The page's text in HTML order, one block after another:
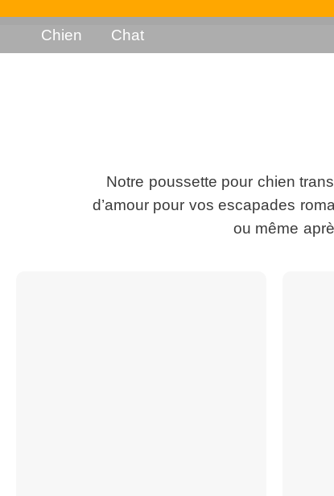
Chien
Chat
Notre poussette pour chien
d’amour pour vos escapades
ou même